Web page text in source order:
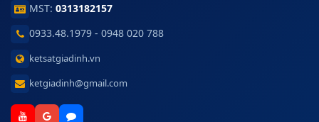
MST: 0313182157
0933.48.1979 - 0948 020 788
ketsatgiadinh.vn
ketgiadinh@gmail.com